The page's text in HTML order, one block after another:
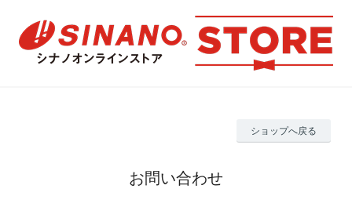
ショップへ戻る
お問い合わせ